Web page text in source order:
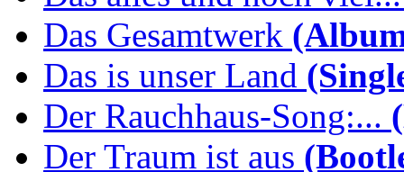
Das Gesamtwerk
Das is unser Land
Der Rauchhaus-Song:...
Der Traum ist aus